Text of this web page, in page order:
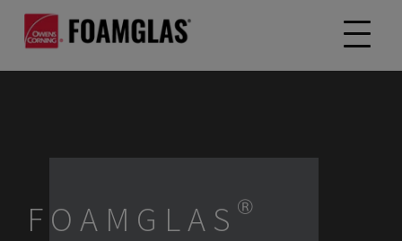
FOAMGLAS®